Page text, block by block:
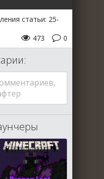
статьи: 25-
0
473